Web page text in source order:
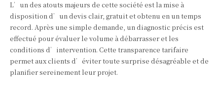
L’un des atouts majeurs de cette société est la mise à
disposition d’un devis clair, gratuit et obtenu en un temps
record. Après une simple demande, un diagnostic précis est
effectué pour évaluer le volume à débarrasser et les
conditions d’intervention. Cette transparence tarifaire
permet aux clients d’éviter toute surprise désagréable et de
planifier sereinement leur projet.